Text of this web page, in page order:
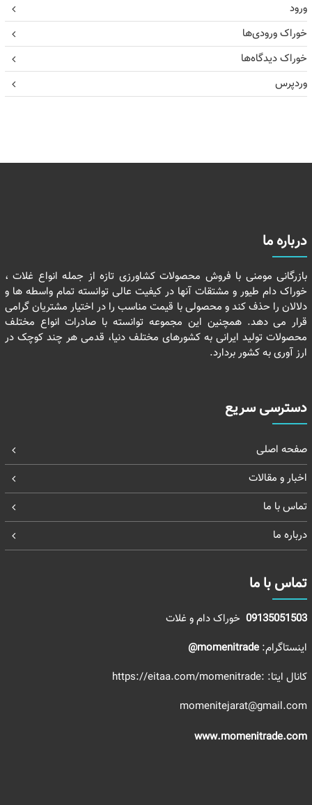
ورود
خوراک ورودی‌ها
خوراک دیدگاه‌ها
وردپرس
درباره ما
بازرگانی مومنی با فروش محصولات کشاورزی تازه از جمله انواع غلات ،
خوراک دام طیور و مشتقات آنها در کیفیت عالی توانسته تمام واسطه ها و
دلالان را حذف کند و محصولی با قیمت مناسب را در اختیار مشتریان گرامی
قرار می دهد. همچنین این مجموعه توانسته با صادرات انواع مختلف
محصولات تولید ایرانی به کشورهای مختلف دنیا، قدمی هر چند کوچک در
ارز آوری به کشور بردارد.
دسترسی سریع
صفحه اصلی
اخبار و مقالات
تماس با ما
درباره ما
تماس با ما
09135051503خوراک دام و غلات
اینستاگرام: momenitrade@
کانال ایتا: :https://eitaa.com/momenitrade
momenitejarat@gmail.com
www.momenitrade.com